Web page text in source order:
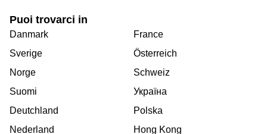
Puoi trovarci in
Danmark
Sverige
Norge
Suomi
Deutchland
Nederland
France
Österreich
Schweiz
Україна
Polska
Hong Kong